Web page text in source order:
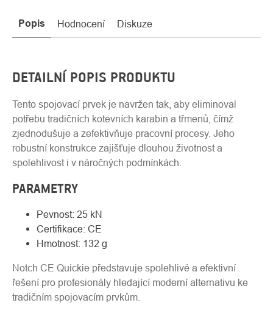
Popis Hodnocení Diskuze
DETAILNÍ POPIS PRODUKTU
Tento spojovací prvek je navržen tak, aby eliminoval
potřebu tradičních kotevních karabin a třmenů, čímž
zjednodušuje a zefektivňuje pracovní procesy. Jeho
robustní konstrukce zajišťuje dlouhou životnost a
spolehlivost i v náročných podmínkách.
PARAMETRY
Pevnost: 25 kN
Certifikace: CE
Hmotnost: 132 g
Notch CE Quickie představuje spolehlivé a efektivní
řešení pro profesionály hledající moderní alternativu ke
tradičním spojovacím prvkům.